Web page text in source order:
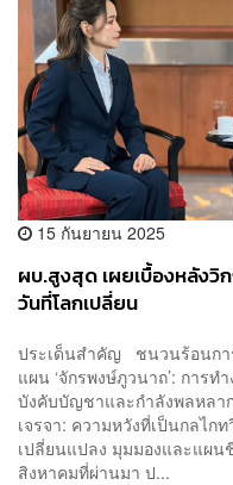
15 กันยายน 2025
ผบ.สูงสุด เผยเบื้องหลัง
วันที่โลกเปลี่ยน
ประเด็นสำคัญ ชนวนร้อนกา
แผน ‘จักรพงษ์ภูวนาถ’: การ
บังคับบัญชาและกำลังพลหลา
เจรจา: ความหวังที่เป็นกลไ
เปลี่ยนแปลง มุมมองและแผ
สิงหาคมที่ผ่านมา ป...